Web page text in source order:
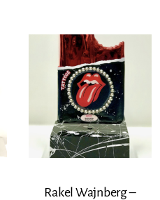
Rakel Wajnberg –